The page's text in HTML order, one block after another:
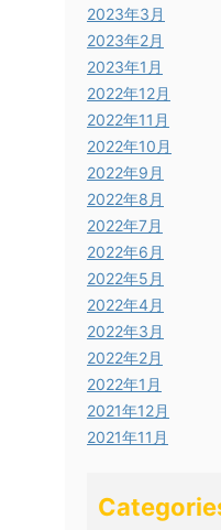
2023年3月
2023年2月
2023年1月
2022年12月
2022年11月
2022年10月
2022年9月
2022年8月
2022年7月
2022年6月
2022年5月
2022年4月
2022年3月
2022年2月
2022年1月
2021年12月
2021年11月